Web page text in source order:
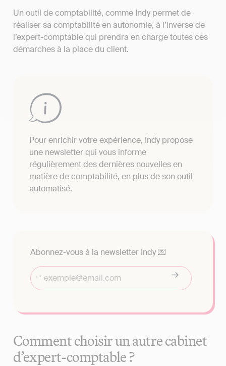
Un outil de comptabilité, comme Indy permet de
réaliser sa comptabilité en autonomie, à l’inverse de
l’expert-comptable qui prendra en charge toutes ces
démarches à la place du client.
Pour enrichir votre expérience, Indy propose
une newsletter qui vous informe
régulièrement des dernières nouvelles en
matière de comptabilité, en plus de son outil
automatisé.
Abonnez-vous à la newsletter Indy 💌
Comment choisir un autre cabinet
d’expert-comptable ?